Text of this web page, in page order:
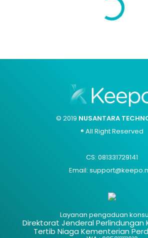
© 2019 NUSANTARA
® All Right Reserved
CS: 081331729141
Email:
Layanan pengaduan
Direktorat Jenderal Perlindungan
Tertib Niaga Kementerian